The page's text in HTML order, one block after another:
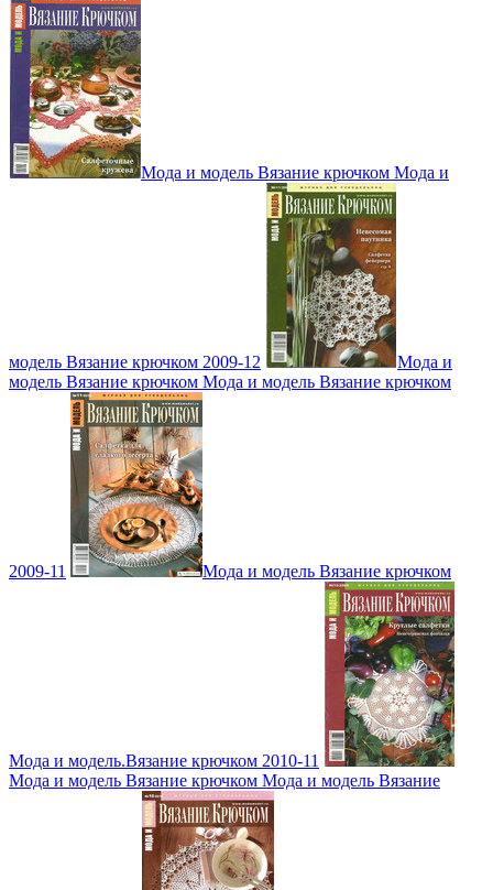
Мода и модель Вязание крючком Мода и
модель Вязание крючком 2009-12
Мода и
модель Вязание крючком Мода и модель Вязание крючком
2009-11 Мода и модель Вязание крючком
Мода и модель.Вязание крючком 2010-11
Мода и модель Вязание крючком Мода и модель Вязание